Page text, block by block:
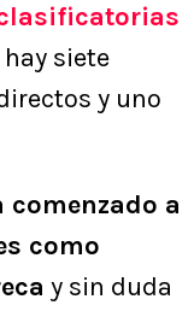
siete
y uno
comenzado a
como
y sin duda